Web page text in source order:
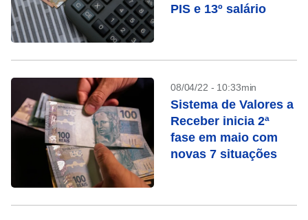
PIS e 13º salário
08/04/22 - 10:33min
Sistema de Valores a
Receber inicia 2ª
fase em maio com
novas 7 situações